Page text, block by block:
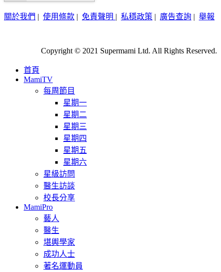
關於我們 | 使用條款 | 免責聲明 | 私穩政策 | 廣告查詢 | 舉報
Copyright © 2021 Supermami Ltd. All Rights Reserved.
首頁
MamiTV
每周節目
星期一
星期二
星期三
星期四
星期五
星期六
星級訪問
醫生訪談
校長分享
MamiPro
藝人
醫生
堪輿學家
成功人士
著名運動員